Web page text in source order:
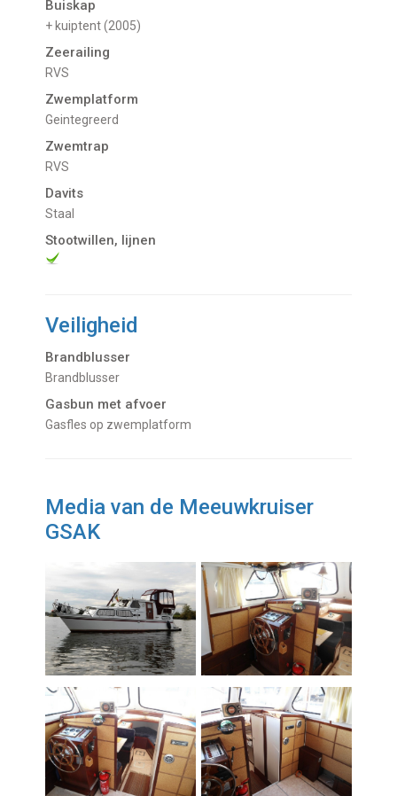
Buiskap
+ kuiptent (2005)
Zeerailing
RVS
Zwemplatform
Geintegreerd
Zwemtrap
RVS
Davits
Staal
Stootwillen, lijnen
Veiligheid
Brandblusser
Brandblusser
Gasbun met afvoer
Gasfles op zwemplatform
Media van de Meeuwkruiser
GSAK